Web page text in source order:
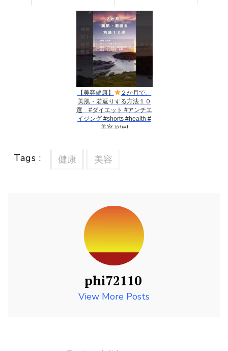
【美容健康】
２か月で、
美肌・若返りする方法１０
選 #ダイエット #アンチエ
イジング #shorts #health #
美容 #diet
Tags : 健康 美容
phi72110
View More Posts